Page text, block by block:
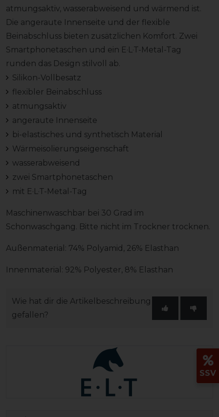
atmungsaktiv, wasserabweisend und wärmend ist.
Die angeraute Innenseite und der flexible
Beinabschluss bieten zusätzlichen Komfort. Zwei
Smartphonetaschen und ein E·L·T-Metal-Tag
runden das Design stilvoll ab.
Silikon-Vollbesatz
flexibler Beinabschluss
atmungsaktiv
angeraute Innenseite
bi-elastisches und synthetisch Material
Wärmeisolierungseigenschaft
wasserabweisend
zwei Smartphonetaschen
mit E·L·T-Metal-Tag
Maschinenwaschbar bei 30 Grad im
Schonwaschgang. Bitte nicht im Trockner trocknen.
Außenmaterial: 74% Polyamid, 26% Elasthan
Innenmaterial: 92% Polyester, 8% Elasthan
Wie hat dir die Artikelbeschreibung
gefallen?
SSV